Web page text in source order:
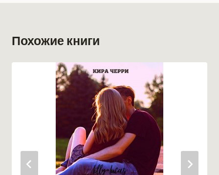
Похожие книги